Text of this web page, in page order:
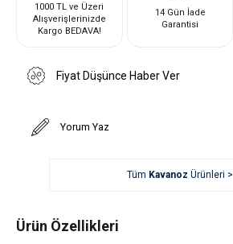
1000 TL ve Üzeri
Alışverişlerinizde
Kargo BEDAVA!
14 Gün İade
Garantisi
Fiyat Düşünce Haber Ver
Yorum Yaz
Tüm Kavanoz Ürünleri >
Ürün Özellikleri